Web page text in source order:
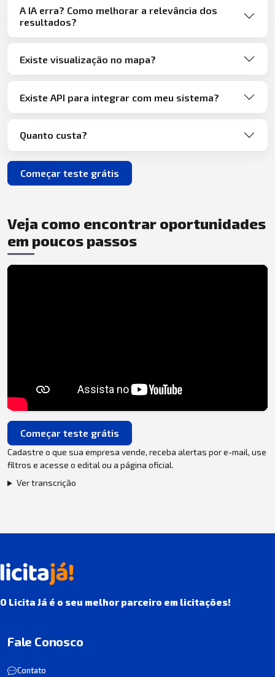
A IA erra? Como melhorar a relevância dos
resultados?
Existe visualização no mapa?
Existe API para integrar com meu sistema?
Quanto custa?
Começar teste grátis
Veja como encontrar oportunidades
em poucos passos
Começar teste grátis
Cadastre o que sua empresa vende, receba alertas por e-mail, use
filtros e acesse o edital ou a página oficial.
Ver transcrição
O Licita Já é o seu melhor parceiro em licitações!
Fale Conosco
Contato